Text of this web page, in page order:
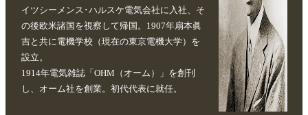
イツシーメンス･ハルスケ電気会社に入社、そ
の後欧米諸国を視察して帰国。1907年扇本眞
吉と共に電機学校（現在の東京電機大学）を
設立。
1914年電気雑誌「OHM（オーム）」を創刊
し、オーム社を創業。初代代表に就任。